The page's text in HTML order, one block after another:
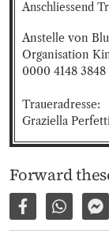
Anschliessend
Anstelle von
Organisation
0000 4148
Traueradresse:
Graziella
Forward
Share onShare